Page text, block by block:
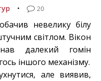
• 20
невелику білу
світлом. Вікон
далекий гомін
іншого механізму.
але виявив,